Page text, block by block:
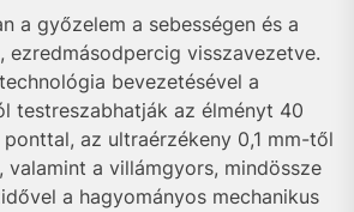
a győzelem a sebességen és a
ezredmásodpercig visszavezetve.
bevezetésével a
testreszabhatják az élményt 40
az ultraérzékeny 0,1 mm-től
valamint a villámgyors, mindössze
a hagyományos mechanikus